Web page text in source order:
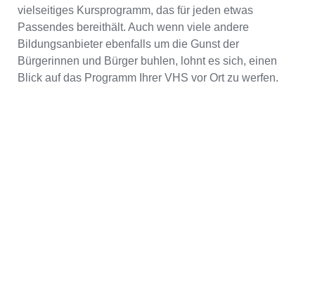
vielseitiges Kursprogramm, das für jeden etwas
Passendes bereithält. Auch wenn viele andere
Bildungsanbieter ebenfalls um die Gunst der
Bürgerinnen und Bürger buhlen, lohnt es sich, einen
Blick auf das Programm Ihrer VHS vor Ort zu werfen.